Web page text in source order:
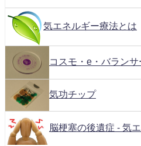
気エネルギー療法とは
コスモ・e・バランサ
気功チップ
脳梗塞の後遺症 - 気